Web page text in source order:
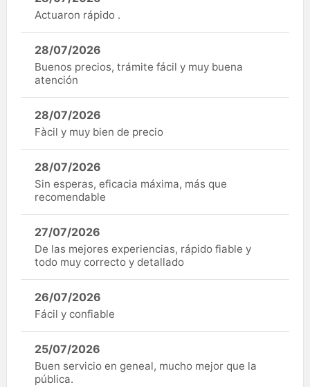
Actuaron rápido .
28/07/2026
Buenos precios, trámite fácil y muy buena
atención
28/07/2026
Fàcil y muy bien de precio
28/07/2026
Sin esperas, eficacia máxima, más que
recomendable
27/07/2026
De las mejores experiencias, rápido fiable y
todo muy correcto y detallado
26/07/2026
Fácil y confiable
25/07/2026
Buen servicio en geneal, mucho mejor que la
pública.